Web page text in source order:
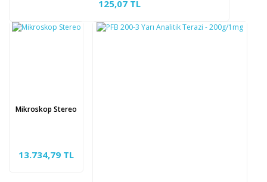
125,07 TL
Mikroskop Stereo
13.734,79 TL